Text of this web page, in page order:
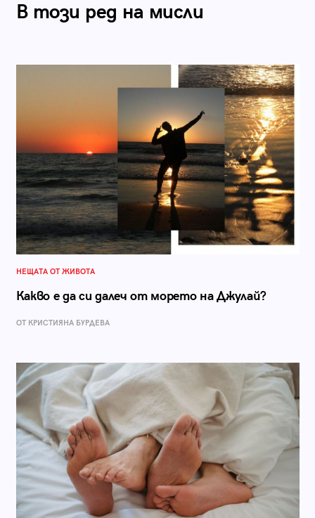
В този ред на мисли
НЕЩАТА ОТ ЖИВОТА
Какво е да си далеч от морето на Джулай?
ОТ КРИСТИЯНА БУРДЕВА